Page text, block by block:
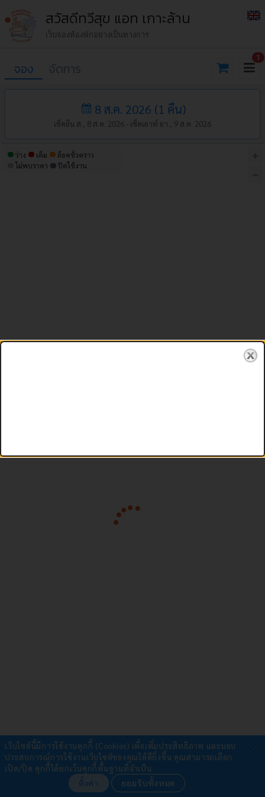
สวัสดีทวีสุข แอท เกาะล้าน
เว็บจองห้องพักอย่างเป็นทางการ
จอง จัดการ
1
8 ส.ค. 2026 (1 คืน)
เช็คอิน ส., 8 ส.ค. 2026 - เช็คเอาท์ อา., 9 ส.ค. 2026
ว่าง เต็ม
ล็อคชั่วคราว
ไม่พบราคา
ปิดใช้งาน
รับชำระผ่าน
เว็บไซต์นี้มีการใช้งานคุกกี้ (Cookies) เพื่อเพิ่มประสิทธิภาพ และมอบ
ประสบการณ์การใช้งานเว็บไซต์ของคุณให้ดียิ่งขึ้น คุณสามารถเลือก
เปิด/ปิด คุกกี้ได้ยกเว้นคุกกี้พื้นฐานที่จำเป็น
ตั้งค่า ยอมรับทั้งหมด